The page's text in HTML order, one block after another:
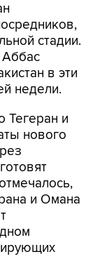
стадии.
в эти
недели.
Тегеран и
нового
и Омана